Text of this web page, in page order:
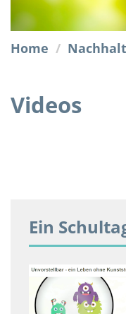
Home
Videos
Ein